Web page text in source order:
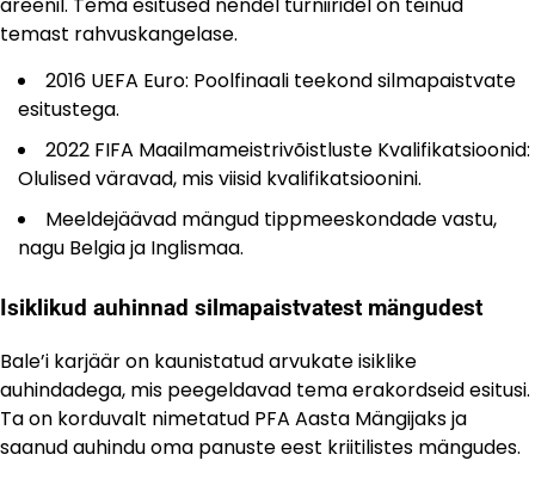
areenil. Tema esitused nendel turniiridel on teinud
temast rahvuskangelase.
2016 UEFA Euro: Poolfinaali teekond silmapaistvate
esitustega.
2022 FIFA Maailmameistrivõistluste Kvalifikatsioonid:
Olulised väravad, mis viisid kvalifikatsioonini.
Meeldejäävad mängud tippmeeskondade vastu,
nagu Belgia ja Inglismaa.
Isiklikud auhinnad silmapaistvatest mängudest
Bale’i karjäär on kaunistatud arvukate isiklike
auhindadega, mis peegeldavad tema erakordseid esitusi.
Ta on korduvalt nimetatud PFA Aasta Mängijaks ja
saanud auhindu oma panuste eest kriitilistes mängudes.